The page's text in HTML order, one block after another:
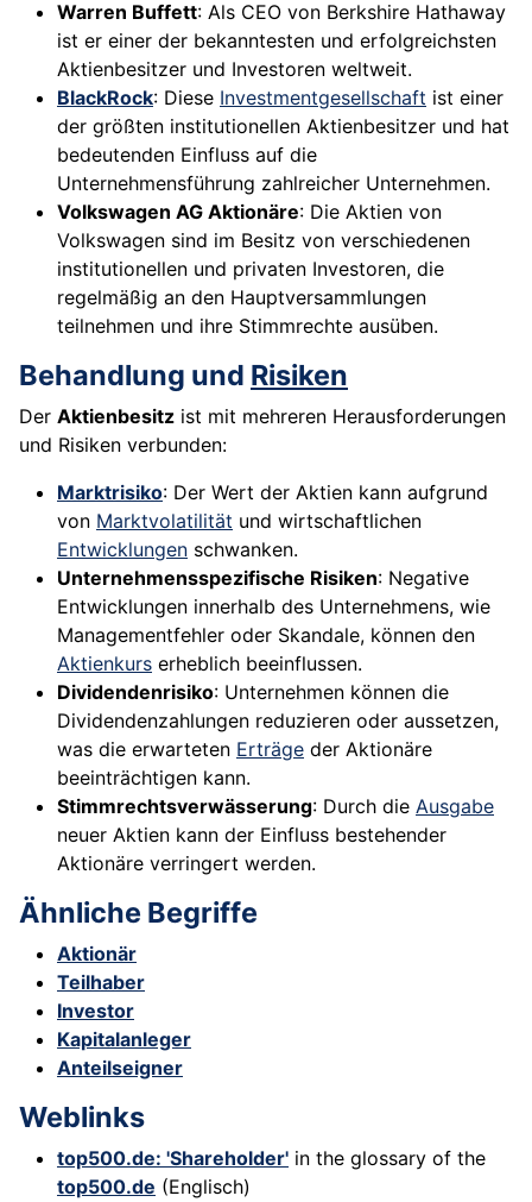
Warren Buffett: Als CEO von Berkshire Hathaway
ist er einer der bekanntesten und erfolgreichsten
Aktienbesitzer und Investoren weltweit.
BlackRock: Diese Investmentgesellschaft ist einer
der größten institutionellen Aktienbesitzer und hat
bedeutenden Einfluss auf die
Unternehmensführung zahlreicher Unternehmen.
Volkswagen AG Aktionäre: Die Aktien von
Volkswagen sind im Besitz von verschiedenen
institutionellen und privaten Investoren, die
regelmäßig an den Hauptversammlungen
teilnehmen und ihre Stimmrechte ausüben.
Behandlung und Risiken
Der Aktienbesitz ist mit mehreren Herausforderungen
und Risiken verbunden:
Marktrisiko: Der Wert der Aktien kann aufgrund
von Marktvolatilität und wirtschaftlichen
Entwicklungen schwanken.
Unternehmensspezifische Risiken: Negative
Entwicklungen innerhalb des Unternehmens, wie
Managementfehler oder Skandale, können den
Aktienkurs erheblich beeinflussen.
Dividendenrisiko: Unternehmen können die
Dividendenzahlungen reduzieren oder aussetzen,
was die erwarteten Erträge der Aktionäre
beeinträchtigen kann.
Stimmrechtsverwässerung: Durch die Ausgabe
neuer Aktien kann der Einfluss bestehender
Aktionäre verringert werden.
Ähnliche Begriffe
Aktionär
Teilhaber
Investor
Kapitalanleger
Anteilseigner
Weblinks
top500.de: 'Shareholder' in the glossary of the
top500.de (Englisch)